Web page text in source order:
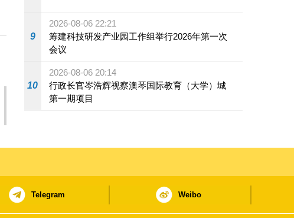
9
2026-08-06 22:21
筹建科技研发产业园工作组举行2026年第一次
会议
10
2026-08-06 20:14
行政长官岑浩辉视察澳琴国际教育（大学）城
第一期项目
Telegram Weibo